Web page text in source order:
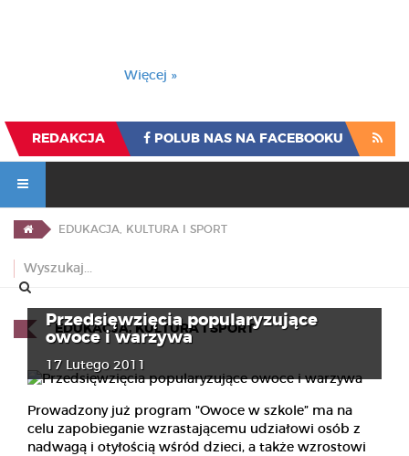
Więcej »
REDAKCJA POLUB NAS NA FACEBOOKU
EDUKACJA, KULTURA I SPORT
EDUKACJA, KULTURA I SPORT
Przedsięwzięcia popularyzujące
owoce i warzywa
17 Lutego 2011
Prowadzony już program "Owoce w szkole” ma na
celu zapobieganie wzrastającemu udziałowi osób z
nadwagą i otyłością wśród dzieci, a także wzrostowi